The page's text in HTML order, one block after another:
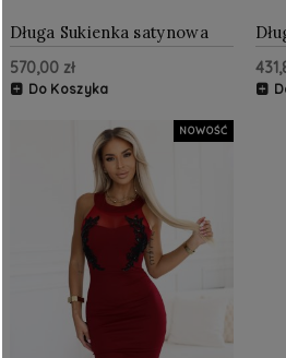
Długa Sukienka satynowa
Bordowa NU411-10
570,00 zł
Do Koszyka
NOWOŚĆ